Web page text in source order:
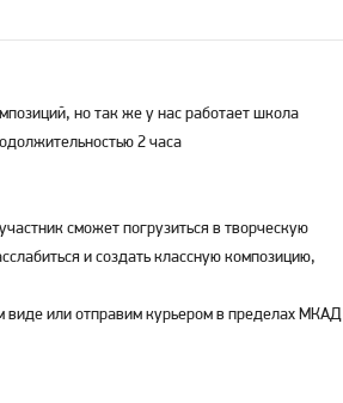
но так же у нас работает школа
2 часа
сможет погрузиться в творческую
и создать классную композицию,
виде или отправим курьером в пределах МКАД